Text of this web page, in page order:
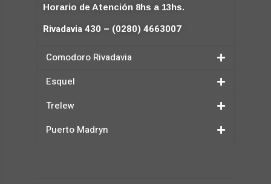
Horario de Atención 8hs a 13hs.
Rivadavia 430 – (0280) 4663007
Comodoro Rivadavia
Esquel
Trelew
Puerto Madryn